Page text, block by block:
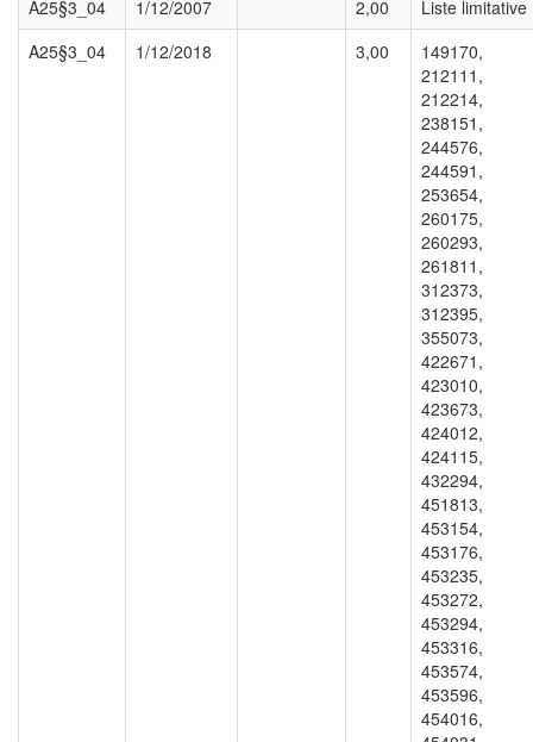
A25§3_04 1/12/2007 2,00
Liste limitative
A25§3_04
1/12/2018 3,00
149170,
212111,
212214,
238151,
244576,
244591,
253654,
260175,
260293,
261811,
312373,
312395,
355073,
422671,
423010,
423673,
424012,
424115,
432294,
451813,
453154,
453176,
453235,
453272,
453294,
453316,
453574,
453596,
454016,